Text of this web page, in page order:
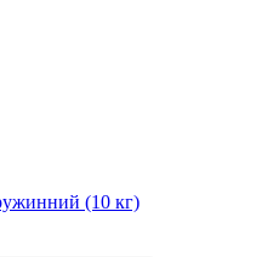
(10 кг)